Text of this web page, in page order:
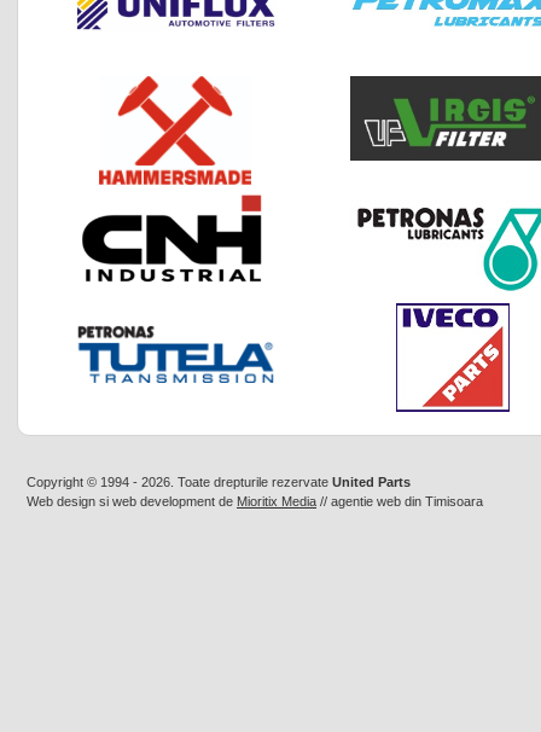
Copyright © 1994 - 2026. Toate drepturile rezervate United Parts
Web design si web development de Mioritix Media // agentie web din Timisoara